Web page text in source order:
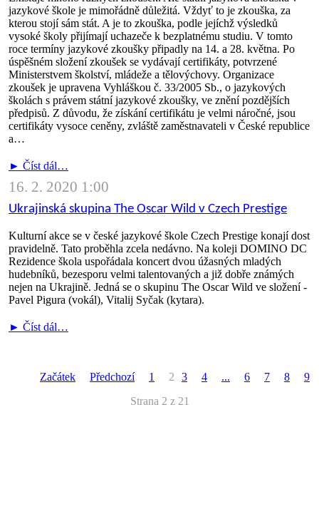
jazykové škole je mimořádně důležitá. Vždyť to je zkouška, za
kterou stojí sám stát. A je to zkouška, podle jejíchž výsledků
vysoké školy přijímají uchazeče k bezplatnému studiu. V tomto
roce termíny jazykové zkoušky připadly na 14. a 28. května. Po
úspěšném složení zkoušek se vydávají certifikáty, potvrzené
Ministerstvem školství, mládeže a tělovýchovy. Organizace
zkoušek je upravena Vyhláškou č. 33/2005 Sb., o jazykových
školách s právem státní jazykové zkoušky, ve znění pozdějších
předpisů. Z důvodu, že získání certifikátu je velmi náročné, jsou
certifikáty vysoce ceněny, zvláště zaměstnavateli v České republice
a…
► Číst dál…
16. 2. 2020 1:00
Ukrajinská skupina The Oscar Wild v Czech Prestige
Kulturní akce se v české jazykové škole Czech Prestige konají dost
pravidelně. Tato proběhla zcela nedávno. Na koleji DOMINO DC
Rezidence škola uspořádala koncert dvou úžasných mladých
hudebníků, bezesporu velmi talentovaných a již dobře známých
nejen na Ukrajině. Jedná se o skupinu The Oscar Wild ve složení -
Pavel Pigura (vokál), Vitalij Syčak (kytara).
► Číst dál…
Začátek Předchozí 1 2 3 4 ... 6 7 8
9
Strana 2 z 21